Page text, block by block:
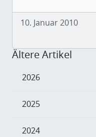
10. Januar 2010
Ältere Artikel
2026
2025
2024